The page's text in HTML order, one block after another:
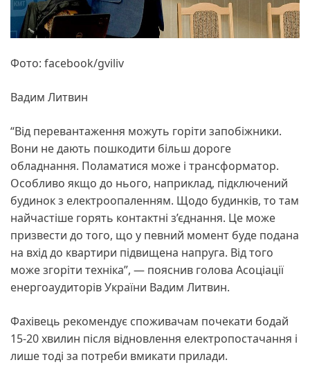
Фото: facebook/gviliv
Вадим Литвин
“Від перевантаження можуть горіти запобіжники.
Вони не дають пошкодити більш дороге
обладнання. Поламатися може і трансформатор.
Особливо якщо до нього, наприклад, підключений
будинок з електроопаленням. Щодо будинків, то там
найчастіше горять контактні з’єднання. Це може
призвести до того, що у певний момент буде подана
на вхід до квартири підвищена напруга. Від того
може згоріти техніка”, — пояснив голова Асоціації
енергоаудиторів України Вадим Литвин.
Фахівець рекомендує споживачам почекати бодай
15-20 хвилин після відновлення електропостачання і
лише тоді за потреби вмикати прилади.